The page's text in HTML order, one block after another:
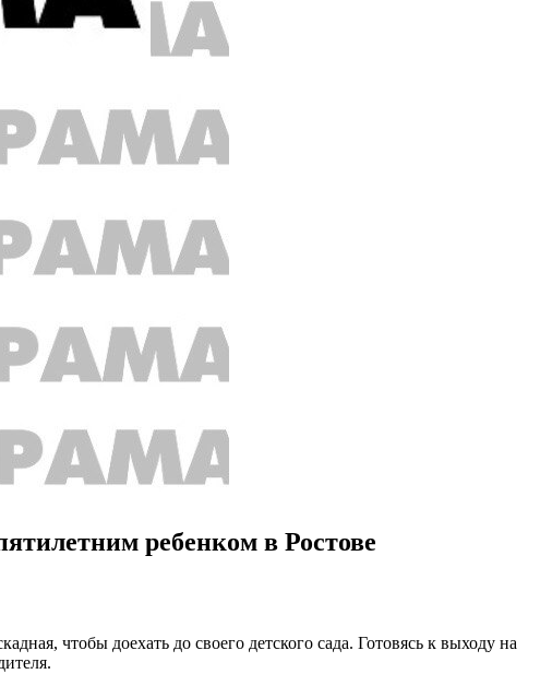
ребенком в Ростове
чтобы доехать до своего детского сада. Готовясь к выходу на